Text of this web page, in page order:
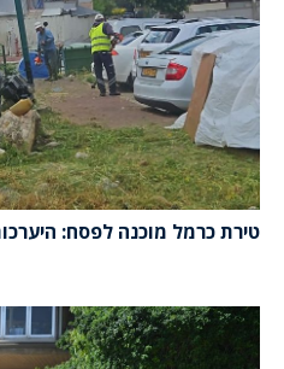
טירת כרמל מוכנה לפסח: